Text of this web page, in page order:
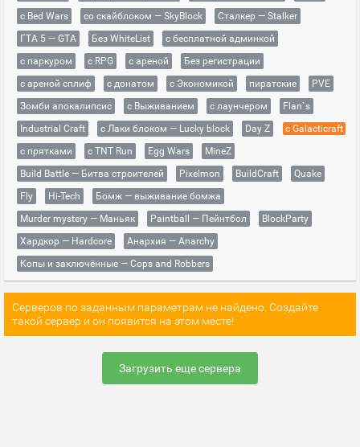
с Bed Wars
со скайблоком — SkyBlock
Сталкер — Stalker
ГТА 5 — GTA
Без WhiteList
с бесплатной админкой
с паркуром
с RPG с ареной
Без регистрации
с ареной сплиф
с донатом с Экономикой пиратские
PVE
Зомби апокалипсис
с Выживанием с лаунчером
Flan`s
Industrial Craft
с Лаки блоком — Lucky block Day Z
с Galacticraft
с прятками
с TNT Run Egg Wars
MineZ
Build Battle — Битва строителей
Pixelmon BuildCraft
Quake
Fly
Hi-Tech
Бомж — выживание бомжа
Murder mystery — Маньяк
Paintball — Пейнтбол
BlockParty
Хардкор — Hardcore
Анархия — Anarchy
Копы и заключённые — Cops and Robbers
Серверов по заданным параметрам не найдено. Создайте
такой сервер и он появится на этом месте!
Загрузить еще сервера